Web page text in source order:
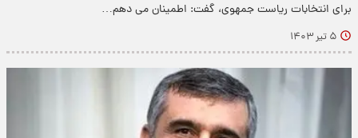
برای انتخابات ریاست جمهوی، گفت: اطمینان می دهم…
۵ تیر ۱۴۰۳